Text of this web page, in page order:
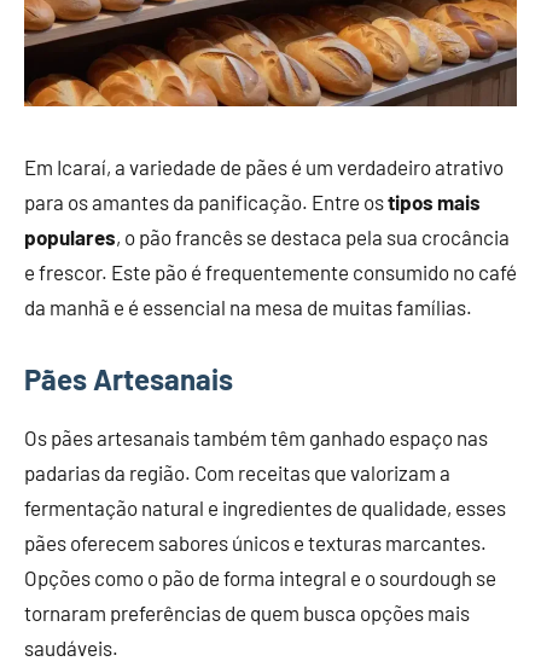
Em Icaraí, a variedade de pães é um verdadeiro atrativo
para os amantes da panificação. Entre ostipos mais
populares, o pão francês se destaca pela sua crocância
e frescor. Este pão é frequentemente consumido no café
da manhã e é essencial na mesa de muitas famílias.
Pães Artesanais
Os pães artesanais também têm ganhado espaço nas
padarias da região. Com receitas que valorizam a
fermentação natural e ingredientes de qualidade, esses
pães oferecem sabores únicos e texturas marcantes.
Opções como o pão de forma integral e o sourdough se
tornaram preferências de quem busca opções mais
saudáveis.